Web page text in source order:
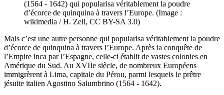
(1564 - 1642) qui popularisa véritablement la poudre
d’écorce de quinquina à travers l’Europe. (Image :
wikimedia / H. Zell, CC BY-SA 3.0)
Mais c’est une autre personne qui popularisa véritablement la poudre
d’écorce de quinquina à travers l’Europe. Après la conquête de
l’Empire inca par l’Espagne, celle-ci établit de vastes colonies en
Amérique du Sud. Au XVIIe siècle, de nombreux Européens
immigrèrent à Lima, capitale du Pérou, parmi lesquels le prêtre
jésuite italien Agostino Salumbrino (1564 - 1642).